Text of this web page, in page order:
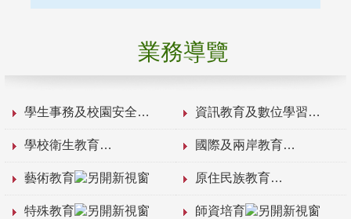
業務導覽
學生事務及校園安全 資訊教育及數位學習
學校衛生教育 國際及兩岸教育
藝術教育 原住民族教育
特殊教育 師資培育